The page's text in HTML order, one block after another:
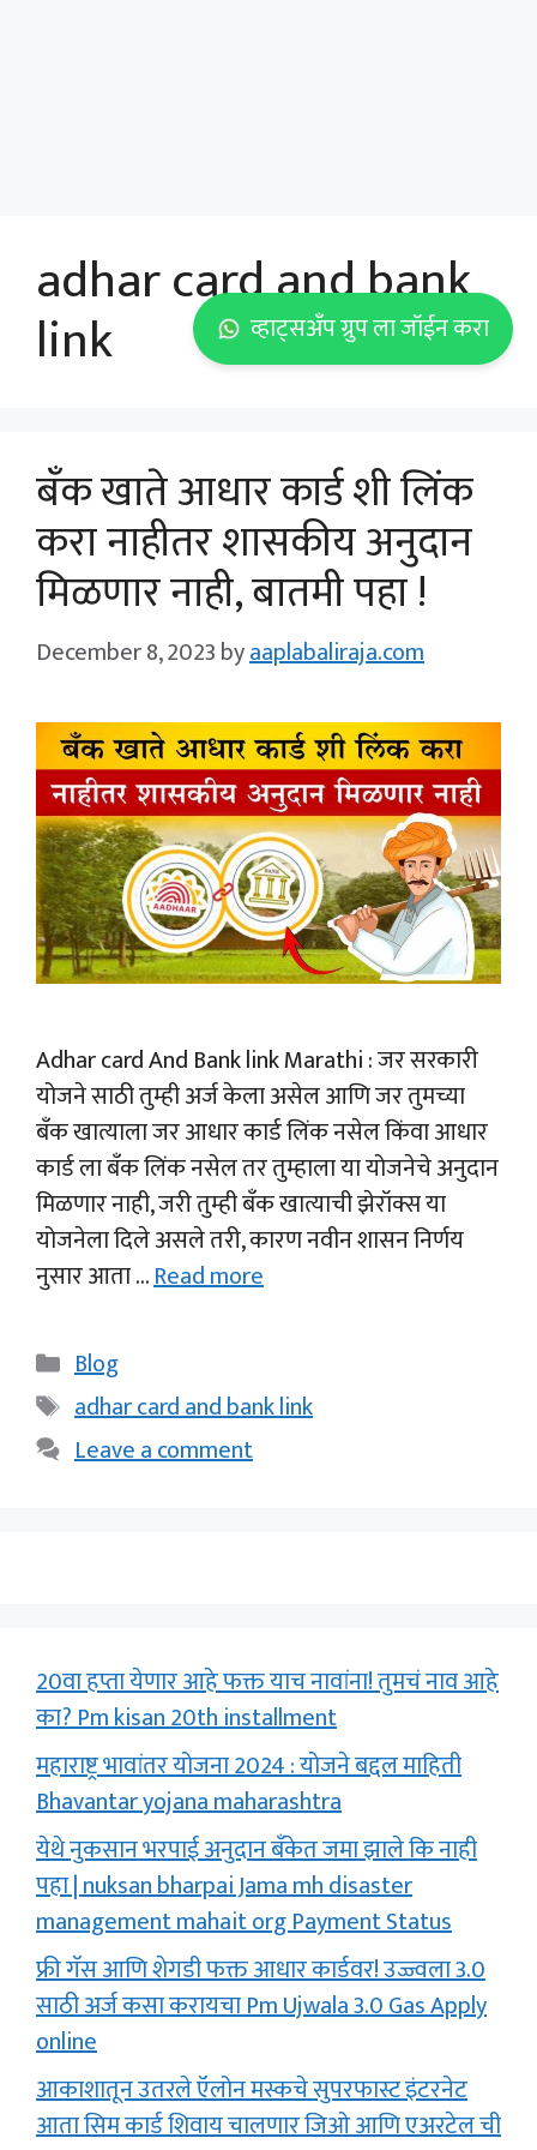
adhar card and bank
link
बँक खाते आधार कार्ड शी लिंक
करा नाहीतर शासकीय अनुदान
मिळणार नाही, बातमी पहा !
December 8, 2023byaaplabaliraja.com
Adhar card And Bank link Marathi : जर सरकारी
योजने साठी तुम्ही अर्ज केला असेल आणि जर तुमच्या
बँक खात्याला जर आधार कार्ड लिंक नसेल किंवा आधार
कार्ड ला बँक लिंक नसेल तर तुम्हाला या योजनेचे अनुदान
मिळणार नाही, जरी तुम्ही बँक खात्याची झेरॉक्स या
योजनेला दिले असले तरी, कारण नवीन शासन निर्णय
नुसार आता …Read more
Categories
Blog
Tags
adhar card and bank link
Leave a comment
व्हाट्सअँप ग्रुप ला जॉईन करा
20वा हप्ता येणार आहे फक्त याच नावांना! तुमचं नाव आहे
का? Pm kisan 20th installment
महाराष्ट्र भावांतर योजना 2024 : योजने बद्दल माहिती
Bhavantar yojana maharashtra
येथे नुकसान भरपाई अनुदान बँकेत जमा झाले कि नाही
पहा | nuksan bharpai Jama mh disaster
management mahait org Payment Status
फ्री गॅस आणि शेगडी फक्त आधार कार्डवर! उज्ज्वला 3.0
साठी अर्ज कसा करायचा Pm Ujwala 3.0 Gas Apply
online
आकाशातून उतरले ऍलोन मस्कचे सुपरफास्ट इंटरनेट
आता सिम कार्ड शिवाय चालणार जिओ आणि एअरटेल ची